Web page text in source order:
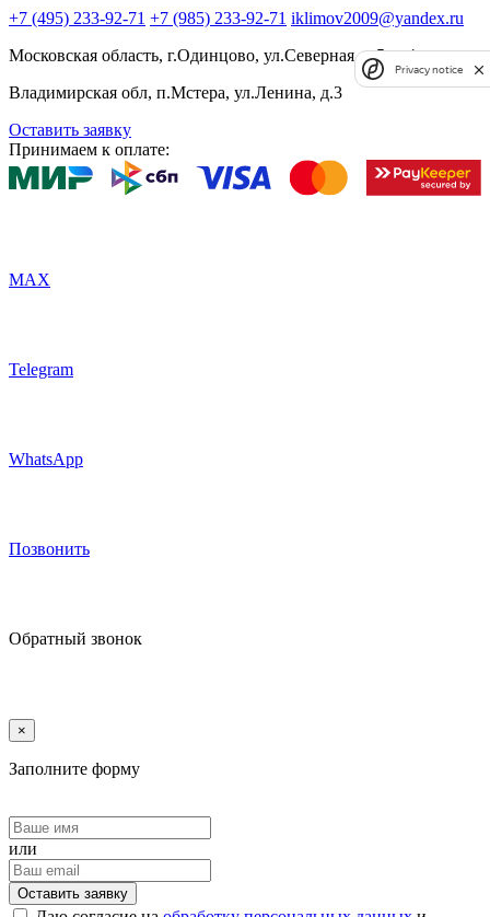
+7 (495) 233-92-71 +7 (985) 233-92-71 iklimov2009@yandex.ru
Московская область, г.Одинцово, ул.Северная, д.5, к.4
Владимирская обл, п.Мстера, ул.Ленина, д.3
Оставить заявку
Принимаем к оплате:
MAX
Telegram
WhatsApp
Позвонить
Обратный звонок
×
Заполните форму
или
Оставить заявку
Privacy notice